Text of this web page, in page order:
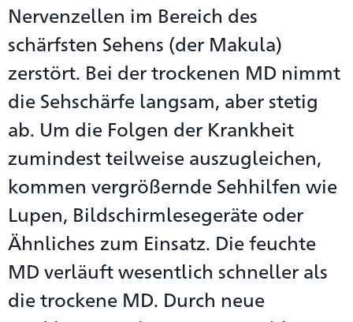
Nervenzellen im Bereich des
schärfsten Sehens (der Makula)
zerstört. Bei der trockenen MD nimmt
die Sehschärfe langsam, aber stetig
ab. Um die Folgen der Krankheit
zumindest teilweise auszugleichen,
kommen vergrößernde Sehhilfen wie
Lupen, Bildschirmlesegeräte oder
Ähnliches zum Einsatz. Die feuchte
MD verläuft wesentlich schneller als
die trockene MD. Durch neue